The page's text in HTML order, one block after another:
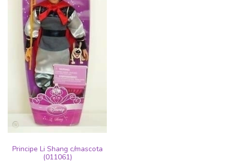
Principe Li Shang c/mascota
(011061)